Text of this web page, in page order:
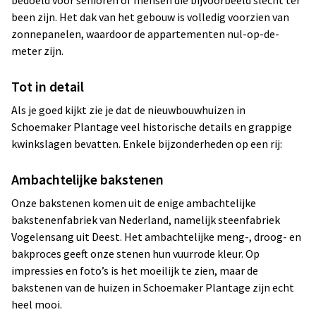
been zijn. Het dak van het gebouw is volledig voorzien van
zonnepanelen, waardoor de appartementen nul-op-de-
meter zijn.
Tot in detail
Als je goed kijkt zie je dat de nieuwbouwhuizen in
Schoemaker Plantage veel historische details en grappige
kwinkslagen bevatten. Enkele bijzonderheden op een rij:
Ambachtelijke bakstenen
Onze bakstenen komen uit de enige ambachtelijke
bakstenenfabriek van Nederland, namelijk steenfabriek
Vogelensang uit Deest. Het ambachtelijke meng-, droog- en
bakproces geeft onze stenen hun vuurrode kleur. Op
impressies en foto’s is het moeilijk te zien, maar de
bakstenen van de huizen in Schoemaker Plantage zijn echt
heel mooi.